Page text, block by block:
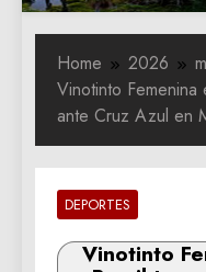
Home 2026
Vinotinto
ante Cruz Azul en
DEPORTES
Vinotinto